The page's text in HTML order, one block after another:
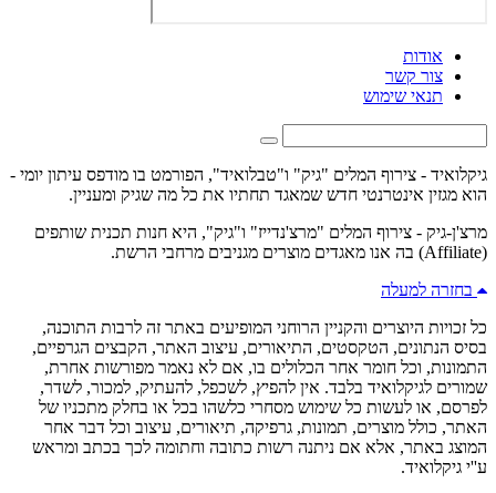
אודות
צור קשר
תנאי שימוש
גיקלואיד - צירוף המלים "גיק" ו"טבלואיד", הפורמט בו מודפס עיתון יומי -
הוא מגזין אינטרנטי חדש שמאגד תחתיו את כל מה שגיק ומעניין.
מרצ'ן-גיק - צירוף המלים "מרצ'נדייז" ו"גיק", היא חנות תכנית שותפים
(Affiliate) בה אנו מאגדים מוצרים מגניבים מרחבי הרשת.
בחזרה למעלה
כל זכויות היוצרים והקניין הרוחני המופיעים באתר זה לרבות התוכנה,
בסיס הנתונים, הטקסטים, התיאורים, עיצוב האתר, הקבצים הגרפיים,
התמונות, וכל חומר אחר הכלולים בו, אם לא נאמר מפורשות אחרת,
שמורים לגיקלואיד בלבד. אין להפיץ, לשכפל, להעתיק, למכור, לשדר,
לפרסם, או לעשות כל שימוש מסחרי כלשהו בכל או בחלק מתכניו של
האתר, כולל מוצרים, תמונות, גרפיקה, תיאורים, עיצוב וכל דבר אחר
המוצג באתר, אלא אם ניתנה רשות כתובה וחתומה לכך בכתב ומראש
ע''י גיקלואיד.